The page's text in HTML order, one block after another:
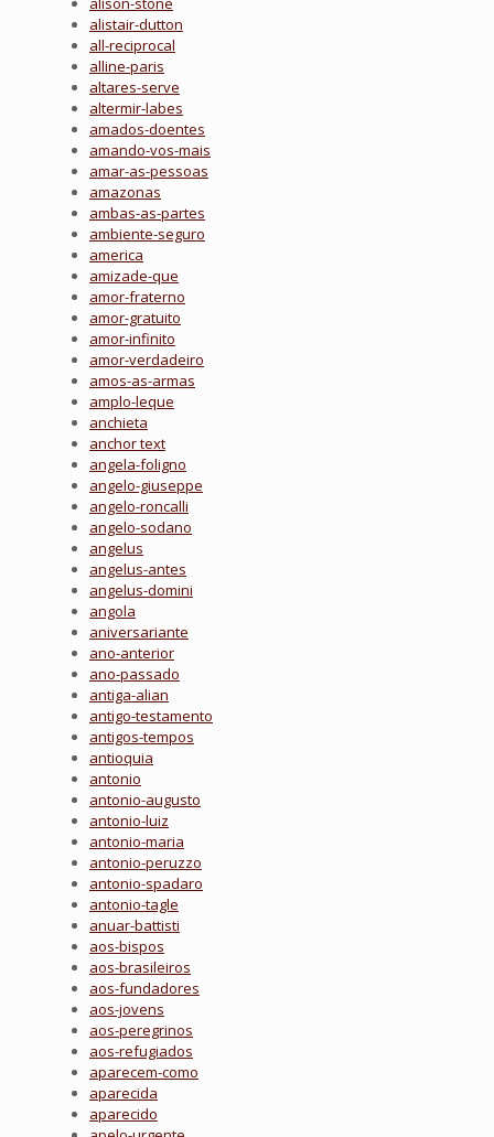
alistair-dutton
all-reciprocal
alline-paris
altares-serve
altermir-labes
amados-doentes
amando-vos-mais
amar-as-pessoas
amazonas
ambas-as-partes
ambiente-seguro
america
amizade-que
amor-fraterno
amor-gratuito
amor-infinito
amor-verdadeiro
amos-as-armas
amplo-leque
anchieta
anchor text
angela-foligno
angelo-giuseppe
angelo-roncalli
angelo-sodano
angelus
angelus-antes
angelus-domini
angola
aniversariante
ano-anterior
ano-passado
antiga-alian
antigo-testamento
antigos-tempos
antioquia
antonio
antonio-augusto
antonio-luiz
antonio-maria
antonio-peruzzo
antonio-spadaro
antonio-tagle
anuar-battisti
aos-bispos
aos-brasileiros
aos-fundadores
aos-jovens
aos-peregrinos
aos-refugiados
aparecem-como
aparecida
aparecido